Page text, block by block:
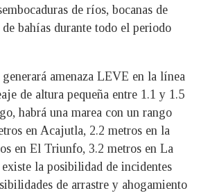
de ríos, bocanas de
de bahías durante todo el periodo
amenaza LEVE en la línea
de altura pequeña entre 1.1 y 1.5
habrá una marea con un rango
en Acajutla, 2.2 metros en la
en El Triunfo, 3.2 metros en La
la posibilidad de incidentes
de arrastre y ahogamiento